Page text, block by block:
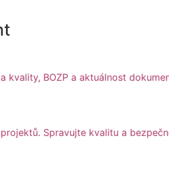
kvality, BOZP a aktuálnost
Spravujte kvalitu a